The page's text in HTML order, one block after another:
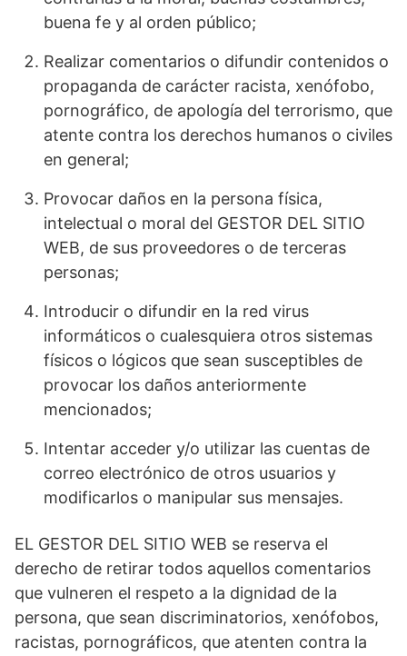
buena fe y al orden público;
Realizar comentarios o difundir contenidos o
propaganda de carácter racista, xenófobo,
pornográfico, de apología del terrorismo, que
atente contra los derechos humanos o civiles
en general;
Provocar daños en la persona física,
intelectual o moral del GESTOR DEL SITIO
WEB, de sus proveedores o de terceras
personas;
Introducir o difundir en la red virus
informáticos o cualesquiera otros sistemas
físicos o lógicos que sean susceptibles de
provocar los daños anteriormente
mencionados;
Intentar acceder y/o utilizar las cuentas de
correo electrónico de otros usuarios y
modificarlos o manipular sus mensajes.
EL GESTOR DEL SITIO WEB se reserva el
derecho de retirar todos aquellos comentarios
que vulneren el respeto a la dignidad de la
persona, que sean discriminatorios, xenófobos,
racistas, pornográficos, que atenten contra la